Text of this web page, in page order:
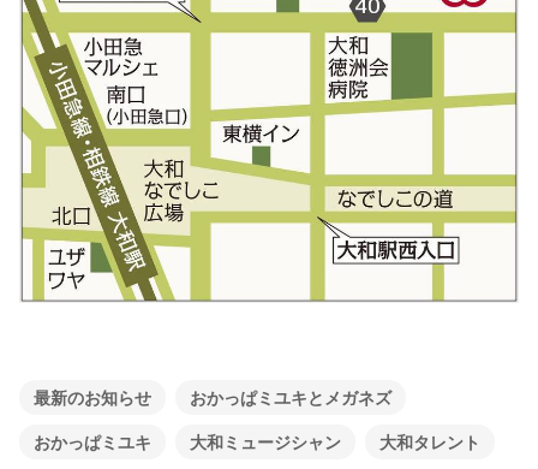
最新のお知らせ
おかっぱミユキとメガネズ
おかっぱミユキ
大和ミュージシャン 大和タレント